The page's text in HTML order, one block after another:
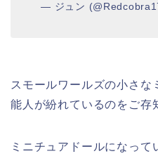
— ジュン
スモールワールズの小さな
能人が紛れているのをご存
ミニチュアドールになって